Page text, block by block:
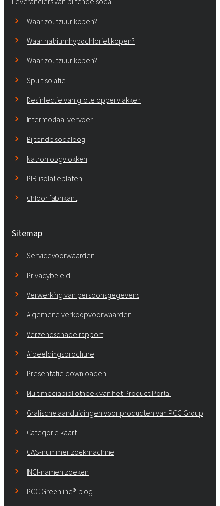
Waar zoutzuur kopen?
Waar natriumhypochloriet kopen?
Waar zoutzuur kopen?
Spuitisolatie
Desinfectie van grote oppervlakken
Intermodaal vervoer
Bijtende sodaloog
Natronloogvlokken
PIR-isolatieplaten
Chloor fabrikant
Sitemap
Servicevoorwaarden
Privacybeleid
Verwerking van persoonsgegevens
Algemene verkoopvoorwaarden
Verzendschade rapport
Afbeeldingsbrochure
Presentatie downloaden
Multimediabibliotheek van het Product Portal
Grafische aanduidingen voor producten van PCC Group
Categorie kaart
CAS-nummer zoekmachine
INCI-namen zoeken
PCC Greenline®-blog